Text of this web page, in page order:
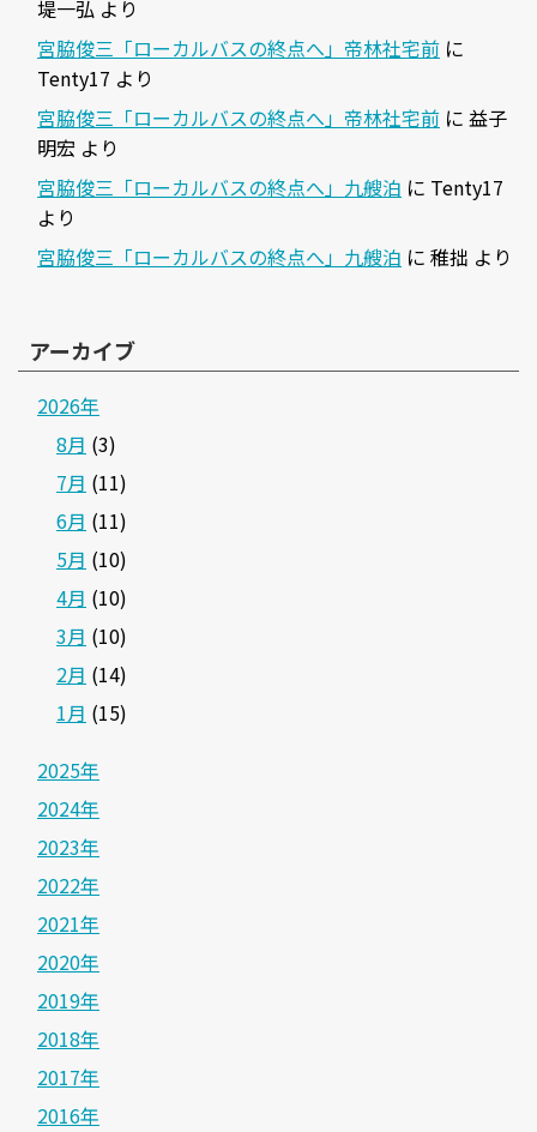
堤一弘 より
宮脇俊三「ローカルバスの終点へ」帝林社宅前 に
Tenty17 より
宮脇俊三「ローカルバスの終点へ」帝林社宅前 に 益子
明宏 より
宮脇俊三「ローカルバスの終点へ」九艘泊 に Tenty17
より
宮脇俊三「ローカルバスの終点へ」九艘泊 に 稚拙 より
アーカイブ
2026年
8月 (3)
7月 (11)
6月 (11)
5月 (10)
4月 (10)
3月 (10)
2月 (14)
1月 (15)
2025年
2024年
2023年
2022年
2021年
2020年
2019年
2018年
2017年
2016年